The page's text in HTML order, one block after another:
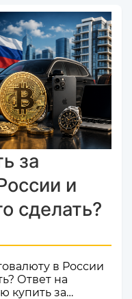
для вас?
чтобы каждый
и
событие?
платформ на
за
и
сделать?
в России
Ответ на
купить за